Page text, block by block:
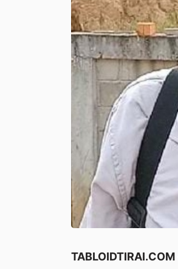
TABLOIDTIRAI.COM